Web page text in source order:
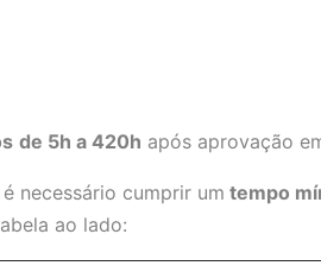
de 5h a 420h após aprovação
é necessário cumprir um tempo
ao lado: